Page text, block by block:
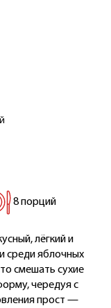
8 порций
лёгкий и
среди яблочных
смешать сухие
чередуя с
прост —